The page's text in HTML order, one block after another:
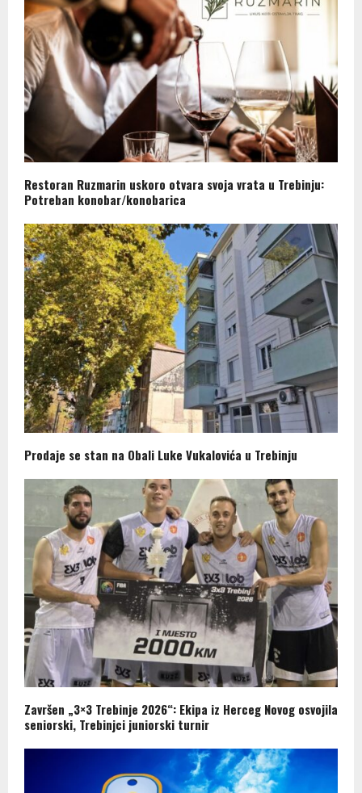
Restoran Ruzmarin uskoro otvara svoja vrata u Trebinju:
Potreban konobar/konobarica
Prodaje se stan na Obali Luke Vukalovića u Trebinju
Završen „3×3 Trebinje 2026“: Ekipa iz Herceg Novog osvojila
seniorski, Trebinjci juniorski turnir